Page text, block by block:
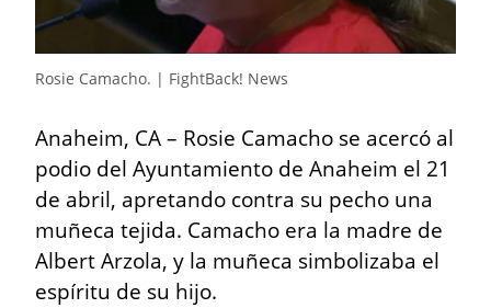
Rosie Camacho. | FightBack! News
Anaheim, CA – Rosie Camacho se acercó al
podio del Ayuntamiento de Anaheim el 21
de abril, apretando contra su pecho una
muñeca tejida. Camacho era la madre de
Albert Arzola, y la muñeca simbolizaba el
espíritu de su hijo.